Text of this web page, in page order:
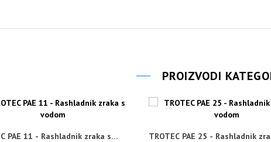
PROIZVODI
PAE 11 - Rashladnik zraka s
TROTEC PAE 25 - Rashladnik